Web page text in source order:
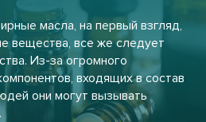
масла, на первый взгляд,
вещества, все же следует
Из-за огромного
входящих в состав
они могут вызывать